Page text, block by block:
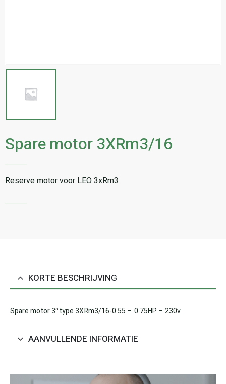
Spare motor 3XRm3/16
Reserve motor voor LEO 3xRm3
KORTE BESCHRIJVING
Spare motor 3″ type 3XRm3/16-0.55 – 0.75HP – 230v
AANVULLENDE INFORMATIE